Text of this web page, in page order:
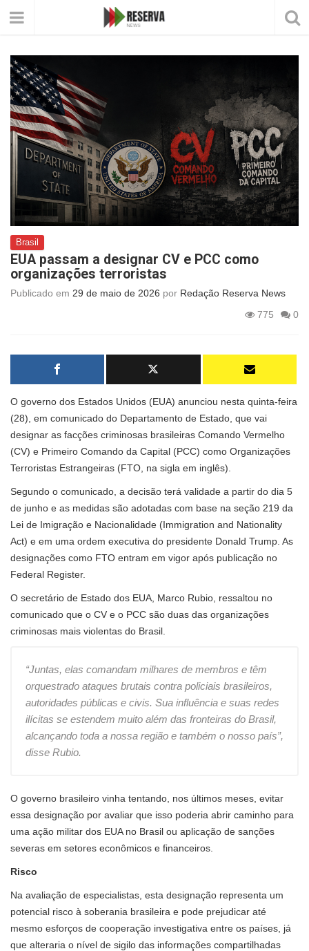
Brasil
EUA passam a designar CV e PCC como
organizações terroristas
Publicado em 29 de maio de 2026 por Redação Reserva News
775
0
O governo dos Estados Unidos (EUA) anunciou nesta quinta-feira
(28), em comunicado do Departamento de Estado, que vai
designar as facções criminosas brasileiras Comando Vermelho
(CV) e Primeiro Comando da Capital (PCC) como Organizações
Terroristas Estrangeiras (FTO, na sigla em inglês).
Segundo o comunicado, a decisão terá validade a partir do dia 5
de junho e as medidas são adotadas com base na seção 219 da
Lei de Imigração e Nacionalidade (Immigration and Nationality
Act) e em uma ordem executiva do presidente Donald Trump. As
designações como FTO entram em vigor após publicação no
Federal Register.
O secretário de Estado dos EUA, Marco Rubio, ressaltou no
comunicado que o CV e o PCC são duas das organizações
criminosas mais violentas do Brasil.
“Juntas, elas comandam milhares de membros e têm
orquestrado ataques brutais contra policiais brasileiros,
autoridades públicas e civis. Sua influência e suas redes
ilícitas se estendem muito além das fronteiras do Brasil,
alcançando toda a nossa região e também o nosso país”,
disse Rubio.
O governo brasileiro vinha tentando, nos últimos meses, evitar
essa designação por avaliar que isso poderia abrir caminho para
uma ação militar dos EUA no Brasil ou aplicação de sanções
severas em setores econômicos e financeiros.
Risco
Na avaliação de especialistas, esta designação representa um
potencial risco à soberania brasileira e pode prejudicar até
mesmo esforços de cooperação investigativa entre os países, já
que alteraria o nível de sigilo das informações compartilhadas